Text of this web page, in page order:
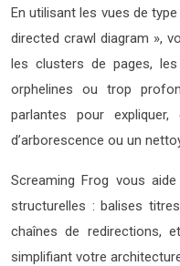
En utilisant les vues de
directed crawl diagram »,
les clusters de pages, les
orphelines ou trop
parlantes pour
d’arborescence ou un
Screaming Frog vous
structurelles : balises
chaînes de redirections,
simplifiant votre